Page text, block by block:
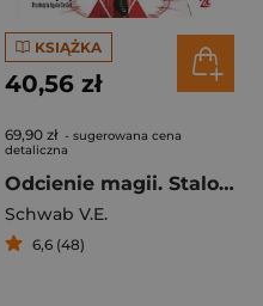
KSIĄŻKA
40,56 zł
69,90 zł - sugerowana cena
detaliczna
Odcienie magii. Stalowy Książę
Schwab V.E.
6,6 (48)